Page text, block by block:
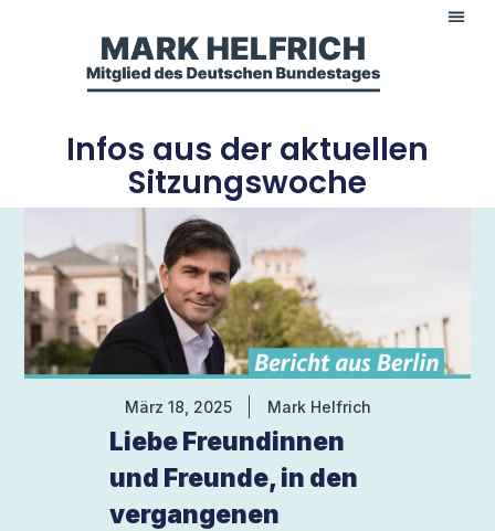
Infos aus der aktuellen
Sitzungswoche
März 18, 2025 Mark Helfrich
Liebe Freundinnen
und Freunde, in den
vergangenen